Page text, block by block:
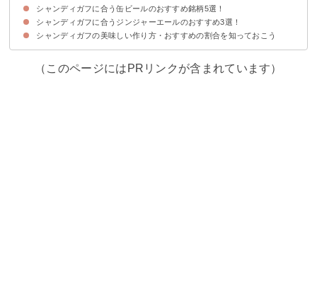
シャンディガフに合う缶ビールのおすすめ銘柄5選！
①キリン 一番搾り 生ビール 350ml缶｜麒麟麦酒 キリンビール（212
円）
②サントリー ザ・プレミアム・モルツ 香るエール ｜サントリー（234
円）
③ギネス ドラフト 330ml缶｜ディアジオ社（輸入者および取引先：麒麟
麦酒株式会社）（281円）
④キリン 淡麗 極上〈生〉｜麒麟麦酒 キリンビール（147円）
⑤キリン 零ICHI｜麒麟麦酒 キリンビール（124円）
シャンディガフに合うジンジャーエールのおすすめ3選！
①カナダドライ ジンジャーエール 500ml｜コカ･コーラ（132円）
②ウィルキンソン ジンジャーエール 辛口 500ml｜アサヒ（151円）
③サントリー ジンジャーエール 200ml缶×30本入｜サントリー（3,488円）
シャンディガフの美味しい作り方・おすすめの割合を知っておこう
（このページにはPRリンクが含まれています）